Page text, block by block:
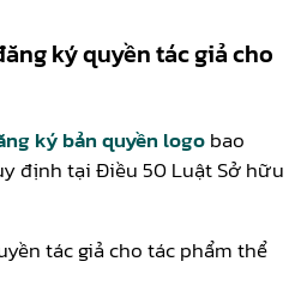
ký quyền tác giả cho
ký bản quyền logobao
định tại Điều 50 Luật Sở hữu
tác giả cho tác phẩm thể